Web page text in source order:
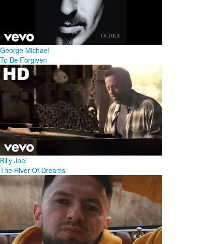
George Michael
To Be Forgiven
Billy Joel
The River Of Dreams